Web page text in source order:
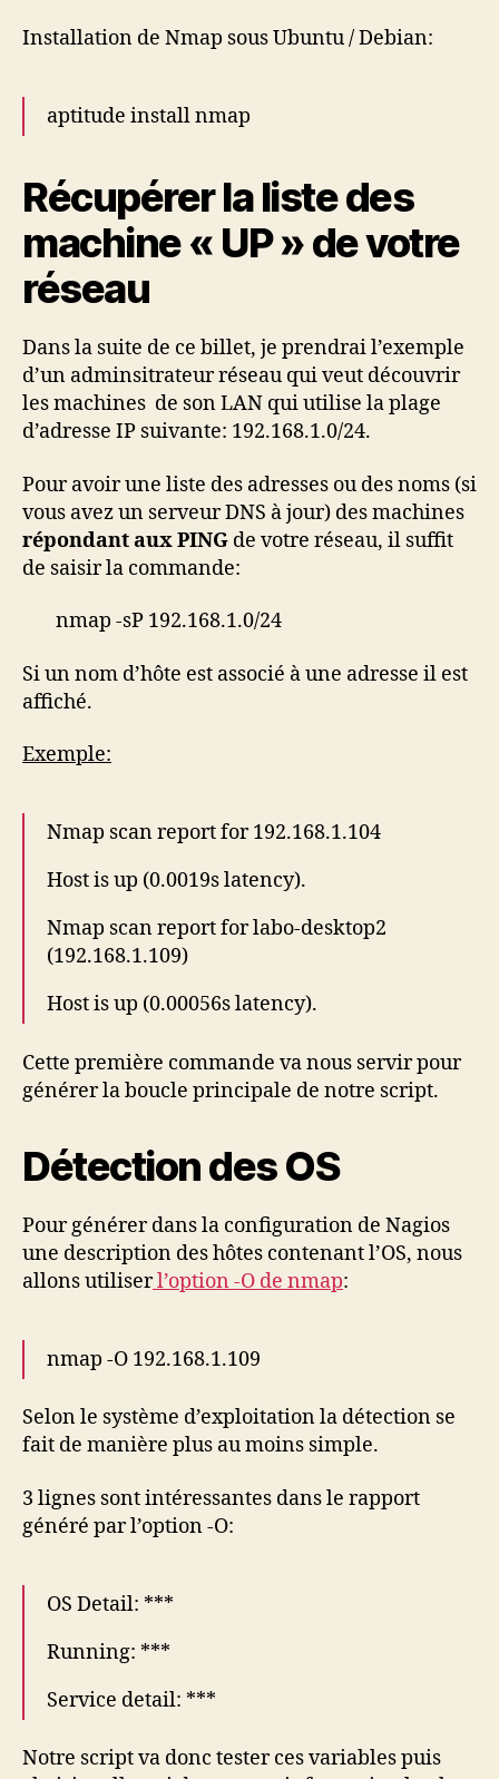
Installation de Nmap sous Ubuntu / Debian:
aptitude install nmap
Récupérer la liste des
machine « UP » de votre
réseau
Dans la suite de ce billet, je prendrai l’exemple
d’un adminsitrateur réseau qui veut découvrir
les machines de son LAN qui utilise la plage
d’adresse IP suivante: 192.168.1.0/24.
Pour avoir une liste des adresses ou des noms (si
vous avez un serveur DNS à jour) des machines
répondant aux PING de votre réseau, il suffit
de saisir la commande:
nmap -sP 192.168.1.0/24
Si un nom d’hôte est associé à une adresse il est
affiché.
Exemple:
Nmap scan report for 192.168.1.104
Host is up (0.0019s latency).
Nmap scan report for labo-desktop2
(192.168.1.109)
Host is up (0.00056s latency).
Cette première commande va nous servir pour
générer la boucle principale de notre script.
Détection des OS
Pour générer dans la configuration de Nagios
une description des hôtes contenant l’OS, nous
allons utiliserl’option -O de nmap:
nmap -O 192.168.1.109
Selon le système d’exploitation la détection se
fait de manière plus au moins simple.
3 lignes sont intéressantes dans le rapport
généré par l’option -O:
OS Detail: ***
Running: ***
Service detail: ***
Notre script va donc tester ces variables puis